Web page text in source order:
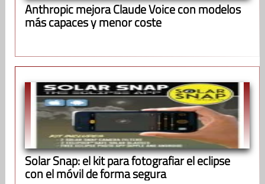
Anthropic mejora Claude Voice con modelos
más capaces y menor coste
Solar Snap: el kit para fotografiar el eclipse
con el móvil de forma segura